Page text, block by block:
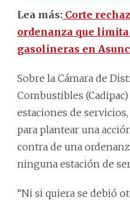
Lea más: Corte
ordenanza que
gasolineras en
Sobre la Cámara de
Combustibles
estaciones de
para plantear una
contra de una
ninguna estación de
“Ni si quiera se debió